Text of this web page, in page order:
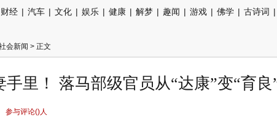
财经 | 汽车 | 文化 | 娱乐 | 健康 | 解梦 | 趣闻 | 游戏 | 佛学 | 古诗词 |
会新闻 > 正文
手里！ 落马部级官员从“达康”变“育良
参与评论()人